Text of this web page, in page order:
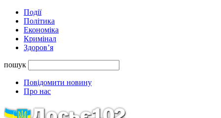
Події
Політика
Економіка
Кримінал
Здоров’я
пошук
Повідомити новину
Про нас